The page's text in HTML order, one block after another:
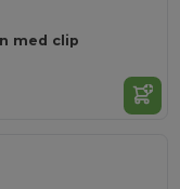
med clip